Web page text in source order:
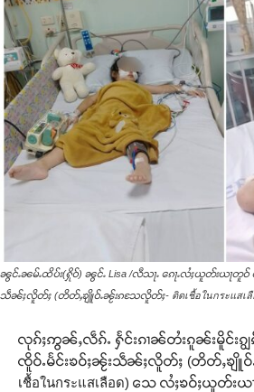
ၼွင်ႉၼမ်ႉထိပ်း(ႁိုဝ်) ၼွင်ႉ Lisa /လီသႃႉ ၵေႃႉလႆႈယူတ်းယႃတူဝ်
သဵၼ်ႈလိူတ်ႈ (တိတ်ႇၶျိူဝ်ႉၼႂ်းၵသႄလိူတ်ႈ- ติดเชื้อในกระแสเลื
လုၵ်ႈဢွၼ်ႇလဵၵ်ႉ ႁႅင်းၵၢၼ်တႆးၵူၼ်းမိူင်းၵျွ
ၸိူဝ်ႉမႅင်းၶဝ်ႈၼႂ်းသဵၼ်ႈလိူတ်ႈ (တိတ်ႇၶျိူ
เชื้อในกระแสเลือด) သေ လႆႈၶဝ်ႈယူတ်း